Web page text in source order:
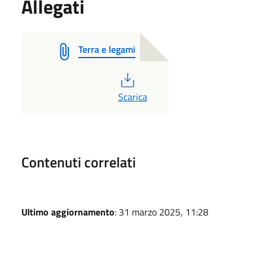
Allegati
Terra e legami
PDF
Scarica
Contenuti correlati
Ultimo aggiornamento: 31 marzo 2025, 11:28